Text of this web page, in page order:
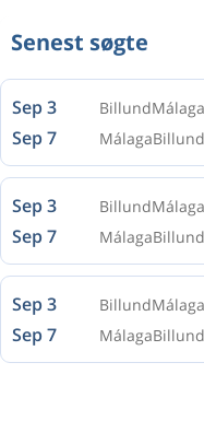
Senest søgte
Sep 3 BillundMálaga
Sep 7 MálagaBillund
Sep 3 BillundMálaga
Sep 7 MálagaBillund
Sep 3 BillundMálaga
Sep 7 MálagaBillund